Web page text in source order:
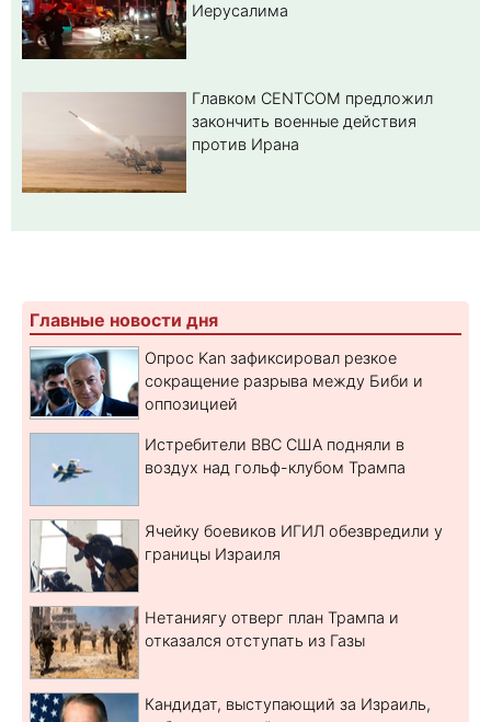
Иерусалима
Главком CENTCOM предложил
закончить военные действия
против Ирана
Главные новости дня
Опрос Kan зафиксировал резкое
сокращение разрыва между Биби и
оппозицией
Истребители ВВС США подняли в
воздух над гольф-клубом Трампа
Ячейку боевиков ИГИЛ обезвредили у
границы Израиля
Нетаниягу отверг план Трампа и
отказался отступать из Газы
Кандидат, выступающий за Израиль,